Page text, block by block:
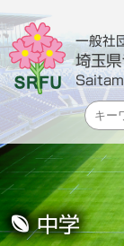
一般社
埼玉
中学